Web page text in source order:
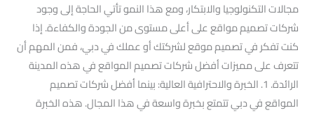
مجالات التكنولوجيا والابتكار، ومع هذا النمو تأتي الحاجة إلى وجود
شركات تصميم مواقع على أعلى مستوى من الجودة والكفاءة. إذا
كنت تفكر في تصميم موقع لشركتك أو عملك في دبي، فمن المهم أن
تتعرف على مميزات أفضل شركات تصميم المواقع في هذه المدينة
الرائدة. 1. الخبرة والاحترافية العالية: بينما أفضل شركات تصميم
المواقع في دبي تتمتع بخبرة واسعة في هذا المجال. هذه الخبرة